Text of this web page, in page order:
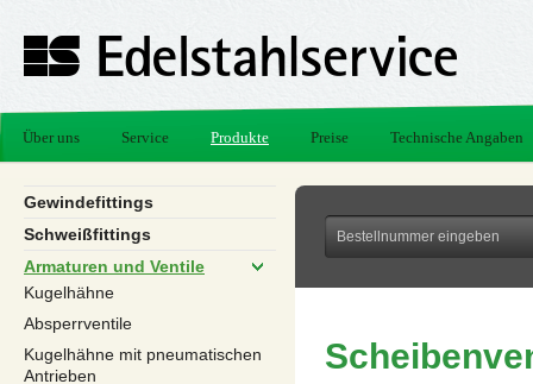
Über uns Service Produkte Preise Technische Angaben
Gewindefittings
Schweißfittings
Armaturen und Ventile
Kugelhähne
Absperrventile
Kugelhähne mit pneumatischen
Antrieben